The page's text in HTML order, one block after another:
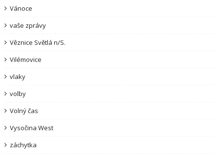
Vánoce
vaše zprávy
Věznice Světlá n/S.
Vilémovice
vlaky
volby
Volný čas
Vysočina West
záchytka